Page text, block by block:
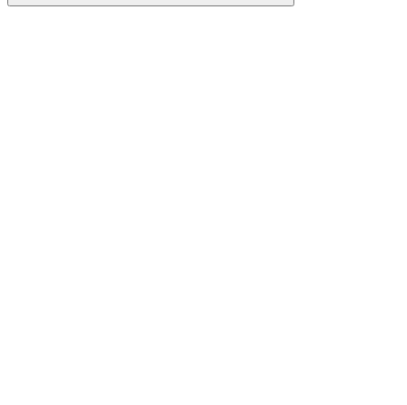
Buscar